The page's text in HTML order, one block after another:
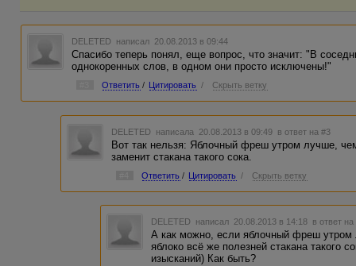
DELETED написал 20.08.2013 в 09:44
Спасибо теперь понял, еще вопрос, что значит: "В
однокоренных слов, в одном они просто исключены!"
Ответить / Цитировать / Скрыть ветку
DELETED написала 20.08.2013 в 09:49 в ответ на #3
Вот так нельзя: Яблочный фреш утром лучше,
заменит стакана такого сока.
Ответить / Цитировать / Скрыть ветку
DELETED написал 20.08.2013 в 14:18 в ответ на
А как можно, если яблочный фреш
яблоко всё же полезней стакана такого
изысканий) Как быть?